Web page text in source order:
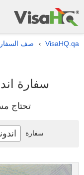
VisaHQ.qa
› صف
سفارة
تحتاج
سفارة